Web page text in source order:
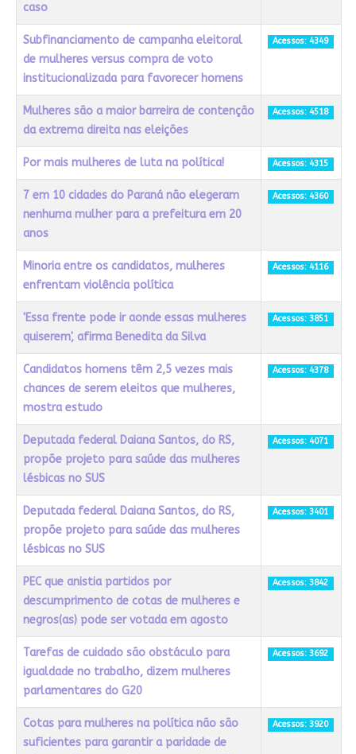
caso
Subfinanciamento de campanha eleitoral
de mulheres versus compra de voto
institucionalizada para favorecer homens
Acessos: 4349
Mulheres são a maior barreira de contenção
da extrema direita nas eleições
Acessos: 4518
Por mais mulheres de luta na política! Acessos: 4315
7 em 10 cidades do Paraná não elegeram
nenhuma mulher para a prefeitura em 20
anos
Acessos: 4360
Minoria entre os candidatos, mulheres
enfrentam violência política
Acessos: 4116
'Essa frente pode ir aonde essas mulheres
quiserem', afirma Benedita da Silva
Acessos: 3851
Candidatos homens têm 2,5 vezes mais
chances de serem eleitos que mulheres,
mostra estudo
Acessos: 4378
Deputada federal Daiana Santos, do RS,
propõe projeto para saúde das mulheres
lésbicas no SUS
Acessos: 4071
Deputada federal Daiana Santos, do RS,
propõe projeto para saúde das mulheres
lésbicas no SUS
Acessos: 3401
PEC que anistia partidos por
descumprimento de cotas de mulheres e
negros(as) pode ser votada em agosto
Acessos: 3842
Tarefas de cuidado são obstáculo para
igualdade no trabalho, dizem mulheres
parlamentares do G20
Acessos: 3692
Cotas para mulheres na política não são
suficientes para garantir a paridade de
Acessos: 3920